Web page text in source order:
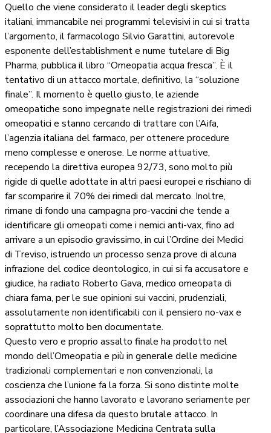
Quello che viene considerato il leader degli skeptics
italiani, immancabile nei programmi televisivi in cui si tratta
l’argomento, il farmacologo Silvio Garattini, autorevole
esponente dell’establishment e nume tutelare di Big
Pharma, pubblica il libro “Omeopatia acqua fresca”. È il
tentativo di un attacco mortale, definitivo, la “soluzione
finale”. Il momento è quello giusto, le aziende
omeopatiche sono impegnate nelle registrazioni dei rimedi
omeopatici e stanno cercando di trattare con l’Aifa,
l’agenzia italiana del farmaco, per ottenere procedure
meno complesse e onerose. Le norme attuative,
recependo la direttiva europea 92/73, sono molto più
rigide di quelle adottate in altri paesi europei e rischiano di
far scomparire il 70% dei rimedi dal mercato. Inoltre,
rimane di fondo una campagna pro-vaccini che tende a
identificare gli omeopati come i nemici anti-vax, fino ad
arrivare a un episodio gravissimo, in cui l’Ordine dei Medici
di Treviso, istruendo un processo senza prove di alcuna
infrazione del codice deontologico, in cui si fa accusatore e
giudice, ha radiato Roberto Gava, medico omeopata di
chiara fama, per le sue opinioni sui vaccini, prudenziali,
assolutamente non identificabili con il pensiero no-vax e
soprattutto molto ben documentate.
Questo vero e proprio assalto finale ha prodotto nel
mondo dell’Omeopatia e più in generale delle medicine
tradizionali complementari e non convenzionali, la
coscienza che l’unione fa la forza. Si sono distinte molte
associazioni che hanno lavorato e lavorano seriamente per
coordinare una difesa da questo brutale attacco. In
particolare, l’Associazione Medicina Centrata sulla